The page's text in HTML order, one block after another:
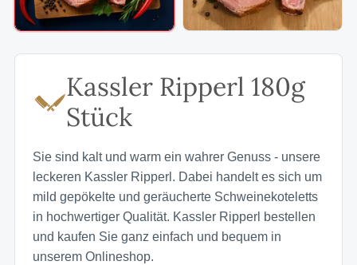
Kassler Ripperl 180g
Stück
Sie sind kalt und warm ein wahrer Genuss - unsere
leckeren Kassler Ripperl. Dabei handelt es sich um
mild gepökelte und geräucherte Schweinekoteletts
in hochwertiger Qualität. Kassler Ripperl bestellen
und kaufen Sie ganz einfach und bequem in
unserem Onlineshop.